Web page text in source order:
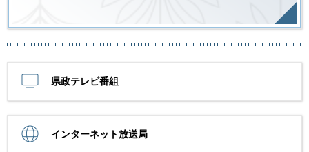
県政テレビ番組
インターネット放送局